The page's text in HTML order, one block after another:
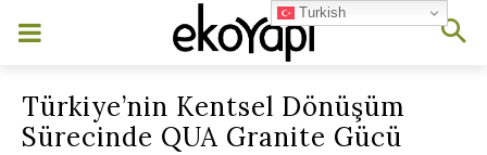
Türkiye’nin Kentsel Dönüşüm
Sürecinde QUA Granite Gücü
Turkish